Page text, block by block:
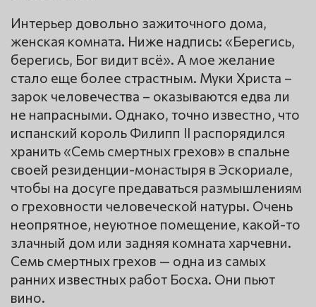
Интерьер довольно зажиточного дома,
женская комната. Ниже надпись: «Берегись,
берегись, Бог видит всё». А мое желание
стало еще более страстным. Муки Христа –
зарок человечества – оказываются едва ли
не напрасными. Однако, точно известно, что
испанский король Филипп II распорядился
хранить «Семь смертных грехов» в спальне
своей резиденции-монастыря в Эскориале,
чтобы на досуге предаваться размышлениям
о греховности человеческой натуры. Очень
неопрятное, неуютное помещение, какой-то
злачный дом или задняя комната харчевни.
Семь смертных грехов — одна из самых
ранних известных работ Босха. Они пьют
вино.